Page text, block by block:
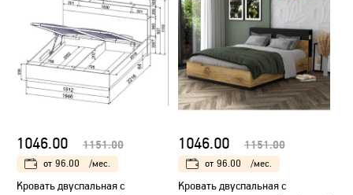
1046.00 1151.00
от 96.00 /мес.
Кровать двуспальная с
1046.00 1151.00
от 96.00 /мес.
Кровать двуспальная с